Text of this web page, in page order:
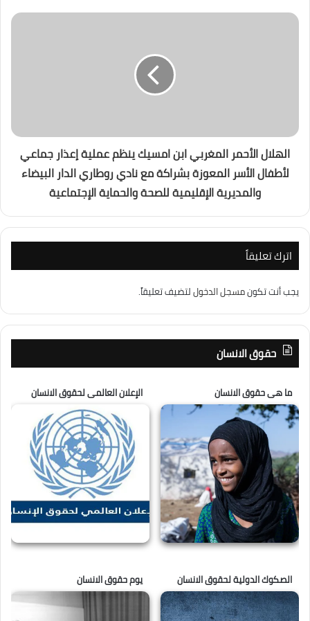
الهلال الأحمر المغربي ابن امسيك ينظم عملية إعذار جماعي
لأطفال الأسر المعوزة بشراكة مع نادي روطاري الدار البيضاء
والمديرية الإقليمية للصحة والحماية الإجتماعية
اترك تعليقاً
يجب أنت تكونمسجل الدخوللتضيف تعليقاً.
حقوق الانسان
ما هى حقوق الانسان الإعلان العالمى لحقوق الانسان
الصكوك الدولية لحقوق الانسان يوم حقوق الانسان